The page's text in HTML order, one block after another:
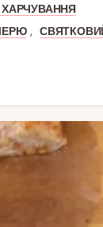
ХАРЧУВАННЯ
,